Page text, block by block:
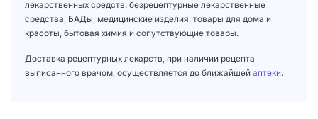
лекарственных средств: безрецептурные лекарственные
средства, БАДы, медицинские изделия, товары для дома и
красоты, бытовая химия и сопутствующие товары.
Доставка рецептурных лекарств, при наличии рецепта
выписанного врачом, осуществляется до ближайшей аптеки.